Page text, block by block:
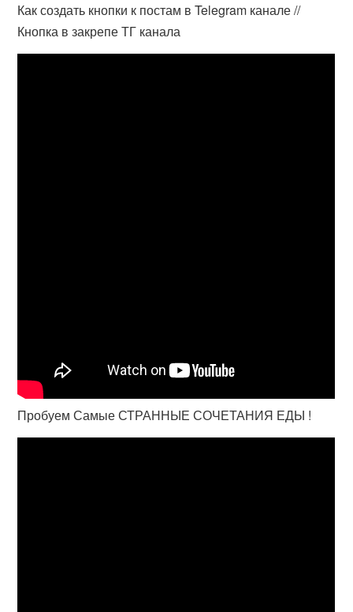
Как создать кнопки к постам в Telegram канале //
Кнопка в закрепе ТГ канала
Пробуем Самые СТРАННЫЕ СОЧЕТАНИЯ ЕДЫ !